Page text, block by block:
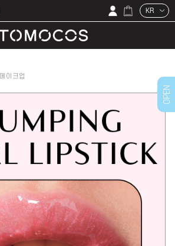
KR
메이크업
OPEN